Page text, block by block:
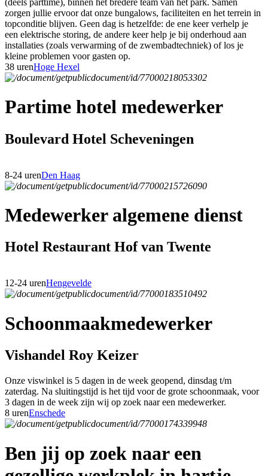
zorgen jullie ervoor dat onze bungalows, faciliteiten en het terrein in
topconditie blijven. Geen dag is hetzelfde: de ene keer verhelp je
een elektrische storing, de andere keer help je bij onderhoud aan
installaties (zoals verwarming of de zwembadtechniek) of los je
kleine problemen voor gasten op.
38 urenHoge Hexel
Partime hotel medewerker
Boulevard Hotel Scheveningen
8-24 urenDen Haag
Medewerker algemene dienst
Hotel Restaurant Hof van Twente
12-24 urenHengevelde
Schoonmaakmedewerker
Vishandel Roy Keizer
Onze viswinkel is 5 dagen in de week geopend, dinsdag t/m
zaterdag. Na sluitingstijd is het tijd voor de grote schoonmaak, voor
3 dagen in de week zijn wij op zoek naar een medewerker.
8 urenEnschede
Ben jij op zoek naar een